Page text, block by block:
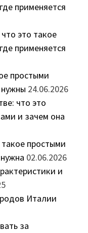
применяется
это такое
применяется
простыми
24.06.2026
что это
и зачем она
простыми
02.06.2026
и
Италии
за